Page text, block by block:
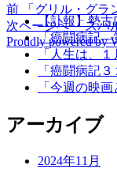
【訃報】勢
「癌闘病記―
「人生は、
「癌闘病記３
「今週の映画
アーカイブ
2024年11月
稿
日:
投
稿
ゲ
ー
前
前
の
投
稿:
「グリル・グラ
次ページへ次
の
投
稿:
「スバ
Proudly powered by